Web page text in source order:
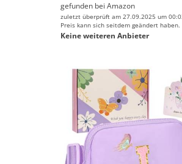
gefunden bei Amazon
zuletzt überprüft am 27.09.2025 um
Preis kann sich seitdem geändert haben.
Keine weiteren Anbieter